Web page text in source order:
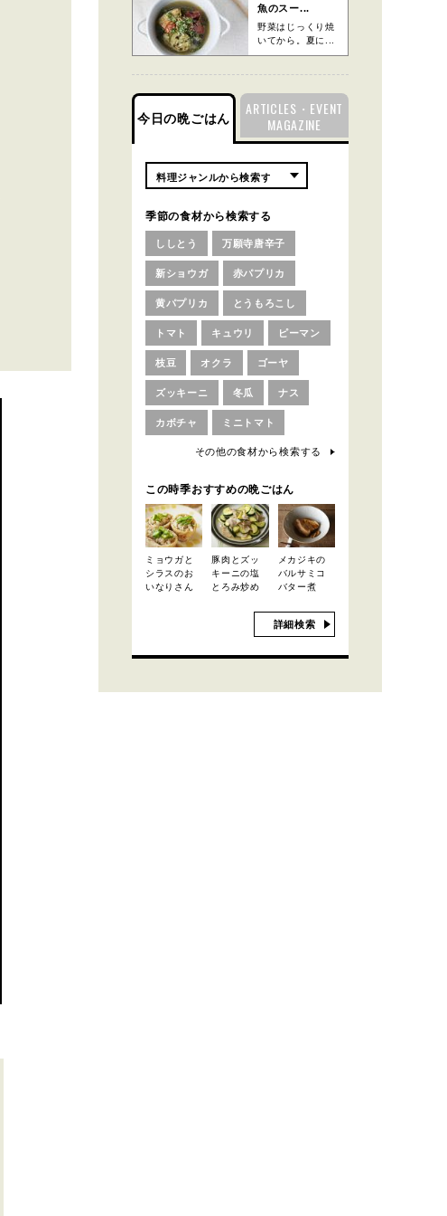
魚のスー...
野菜はじっくり焼
いてから。夏に...
今日の晩ごはん
ARTICLES・EVENT
MAGAZINE
季節の食材から検索する
ししとう 万願寺唐辛子
新ショウガ 赤パプリカ
黄パプリカ とうもろこし
トマト キュウリ ピーマン
枝豆 オクラ ゴーヤ
ズッキーニ 冬瓜 ナス
カボチャ ミニトマト
その他の食材から検索する
この時季おすすめの晩ごはん
ミョウガと
シラスのお
いなりさん
豚肉とズッ
キーニの塩
とろみ炒め
メカジキの
バルサミコ
バター煮
詳細検索